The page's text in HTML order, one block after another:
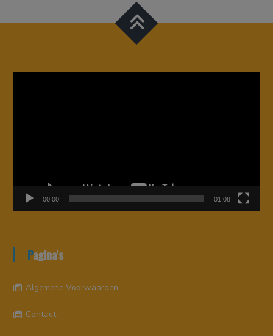
00:00 01:08
Pagina’s
Algemene Voorwaarden
Contact